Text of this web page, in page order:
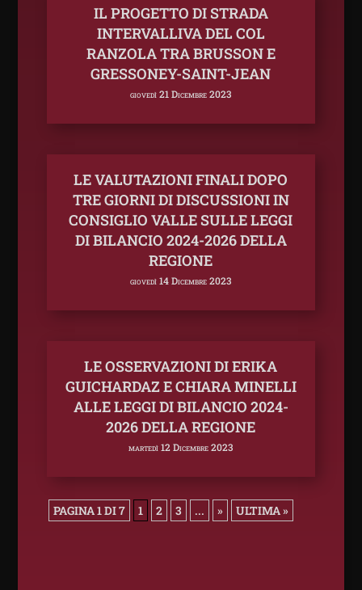
IL PROGETTO DI STRADA
INTERVALLIVA DEL COL
RANZOLA TRA BRUSSON E
GRESSONEY-SAINT-JEAN
giovedì 21 Dicembre 2023
LE VALUTAZIONI FINALI DOPO
TRE GIORNI DI DISCUSSIONI IN
CONSIGLIO VALLE SULLE LEGGI
DI BILANCIO 2024-2026 DELLA
REGIONE
giovedì 14 Dicembre 2023
LE OSSERVAZIONI DI ERIKA
GUICHARDAZ E CHIARA MINELLI
ALLE LEGGI DI BILANCIO 2024-
2026 DELLA REGIONE
martedì 12 Dicembre 2023
PAGINA 1 DI 7 1 2 3 ... » ULTIMA »